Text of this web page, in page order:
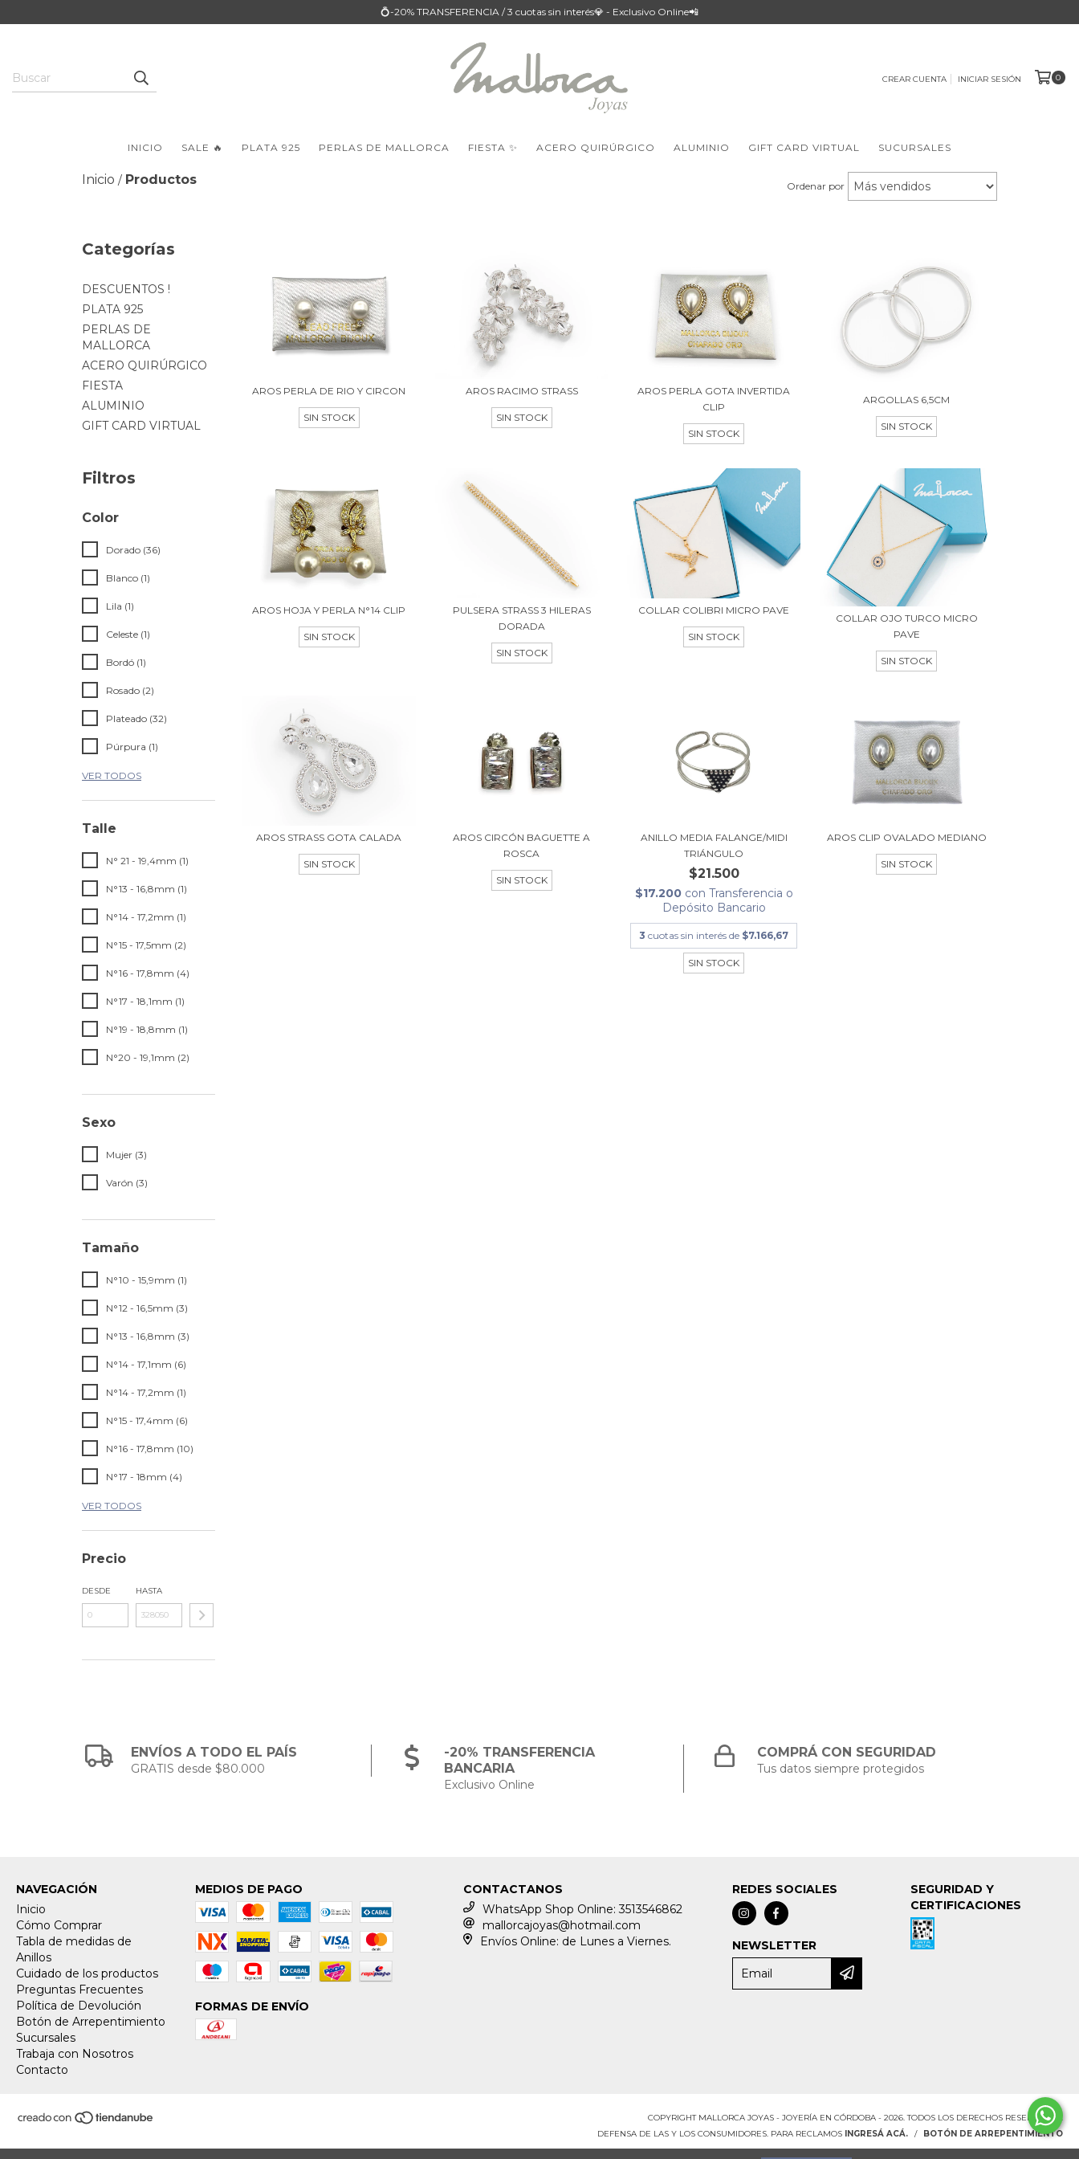
💍-20% TRANSFERENCIA / 3 cuotas sin interés💎 - Exclusivo Online📲
CREAR CUENTA INICIAR SESIÓN 0
INICIO SALE 🔥 PLATA 925 PERLAS DE MALLORCA FIESTA ✨ ACERO QUIRÚRGICO ALUMINIO GIFT CARD VIRTUAL SUCURSALES
Inicio / Productos Ordenar por
Categorías
DESCUENTOS !
PLATA 925
PERLAS DE
MALLORCA
ACERO QUIRÚRGICO
FIESTA
ALUMINIO
GIFT CARD VIRTUAL
Filtros
Color
Dorado (36)
Blanco (1)
Lila (1)
Celeste (1)
Bordó (1)
Rosado (2)
Plateado (32)
Púrpura (1)
VER TODOS
Talle
N° 21 - 19,4mm (1)
N°13 - 16,8mm (1)
N°14 - 17,2mm (1)
N°15 - 17,5mm (2)
N°16 - 17,8mm (4)
N°17 - 18,1mm (1)
N°19 - 18,8mm (1)
N°20 - 19,1mm (2)
Sexo
Mujer (3)
Varón (3)
Tamaño
N°10 - 15,9mm (1)
N°12 - 16,5mm (3)
N°13 - 16,8mm (3)
N°14 - 17,1mm (6)
N°14 - 17,2mm (1)
N°15 - 17,4mm (6)
N°16 - 17,8mm (10)
N°17 - 18mm (4)
VER TODOS
Precio
DESDE HASTA
AROS PERLA DE RIO Y CIRCON
SIN STOCK
AROS RACIMO STRASS
SIN STOCK
AROS PERLA GOTA INVERTIDA
CLIP
SIN STOCK
ARGOLLAS 6,5CM
SIN STOCK
AROS HOJA Y PERLA N°14 CLIP
SIN STOCK
PULSERA STRASS 3 HILERAS
DORADA
SIN STOCK
COLLAR COLIBRI MICRO PAVE
SIN STOCK
COLLAR OJO TURCO MICRO
PAVE
SIN STOCK
AROS STRASS GOTA CALADA
SIN STOCK
AROS CIRCÓN BAGUETTE A
ROSCA
SIN STOCK
ANILLO MEDIA FALANGE/MIDI
TRIÁNGULO
$21.500
$17.200 con Transferencia o
Depósito Bancario
3 cuotas sin interés de $7.166,67
SIN STOCK
AROS CLIP OVALADO MEDIANO
SIN STOCK
ENVÍOS A TODO EL PAÍS
GRATIS desde $80.000
-20% TRANSFERENCIA
BANCARIA
Exclusivo Online
COMPRÁ CON SEGURIDAD
Tus datos siempre protegidos
NAVEGACIÓN
Inicio
Cómo Comprar
Tabla de medidas de
Anillos
Cuidado de los productos
Preguntas Frecuentes
Política de Devolución
Botón de Arrepentimiento
Sucursales
Trabaja con Nosotros
Contacto
MEDIOS DE PAGO
FORMAS DE ENVÍO
CONTACTANOS
WhatsApp Shop Online: 3513546862
mallorcajoyas@hotmail.com
Envíos Online: de Lunes a Viernes.
REDES SOCIALES
NEWSLETTER
SEGURIDAD Y
CERTIFICACIONES
COPYRIGHT MALLORCA JOYAS - JOYERÍA EN CÓRDOBA - 2026. TODOS LOS DERECHOS RESERVADOS.
DEFENSA DE LAS Y LOS CONSUMIDORES. PARA RECLAMOS INGRESÁ ACÁ. / BOTÓN DE ARREPENTIMIENTO